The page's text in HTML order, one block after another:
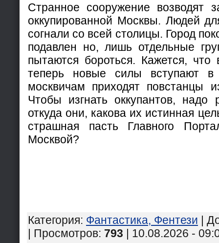
Странное сооружение возводят
оккупированной Москвы. Людей
согнали со всей столицы. Город
подавлен но, лишь отдельные
пытаются бороться. Кажется,
теперь новые силы вступают
москвичам приходят повстанцы
Чтобы изгнать оккупантов, надо
откуда они, какова их истинная
страшная пасть Главного
Москвой?
Категория: Фантастика, Фентези |
| Просмотров: 793 | 10.08.2026 -